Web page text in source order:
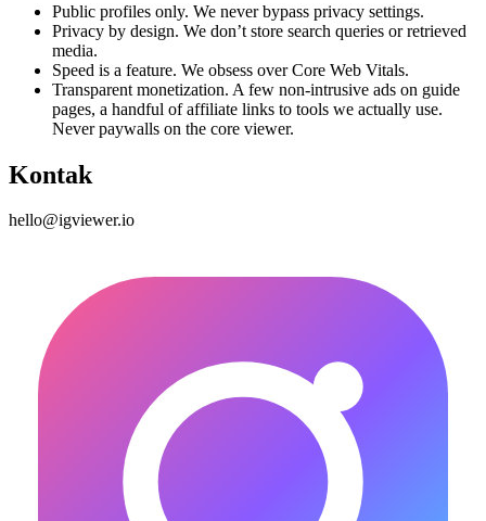
Public profiles only. We never bypass privacy settings.
Privacy by design. We don’t store search queries or retrieved
media.
Speed is a feature. We obsess over Core Web Vitals.
Transparent monetization. A few non-intrusive ads on guide
pages, a handful of affiliate links to tools we actually use.
Never paywalls on the core viewer.
Kontak
hello@igviewer.io